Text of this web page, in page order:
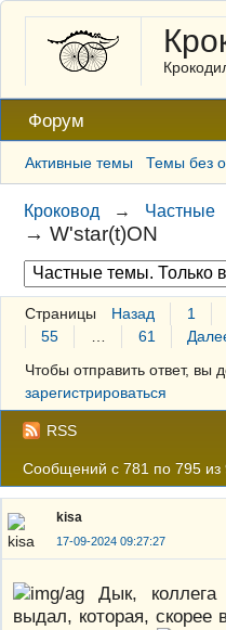
Форум
Активные темы Темы без
Кроковод → Частные
→W'star(t)ON
Страницы Назад 1
55
61
Чтобы отправить ответ, вы
зарегистрироваться
RSS
Сообщений с 781 по 795 из
kisa
17-09-2024 09:27:27
Дык, коллега
выдал, которая, скорее